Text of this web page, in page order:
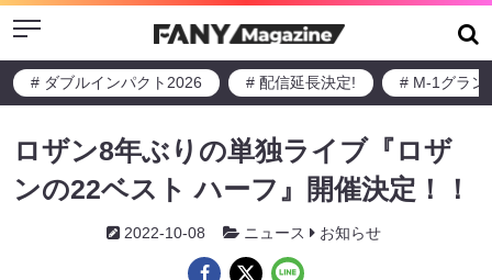
Menu
# ダブルインパクト2026 # 配信延長決定! # M-1グラン
ロザン8年ぶりの単独ライブ『ロザ
ンの22ベスト ハーフ』開催決定！！
2022-10-08 ニュース お知らせ